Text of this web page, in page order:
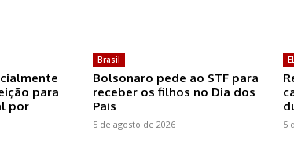
para
por
Brasil
Bolsonaro pede ao STF para
receber os filhos no Dia dos
Pais
5 de agosto de 2026 5